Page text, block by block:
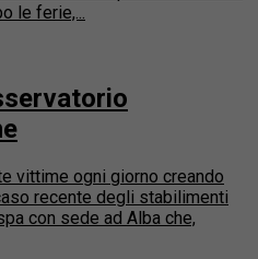
le ferie,...
vittime ogni giorno creando
recente degli stabilimenti
con sede ad Alba che,